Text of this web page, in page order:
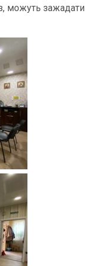
можуть зажадати